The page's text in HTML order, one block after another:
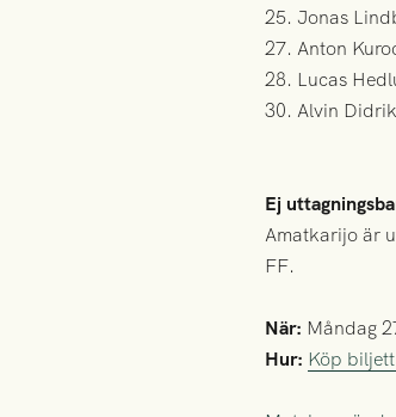
25. Jonas
27. Anton
28. Lucas
30. Alvin
Ej
Amatkarijo är
FF.
När: Måndag
Hur: Köp